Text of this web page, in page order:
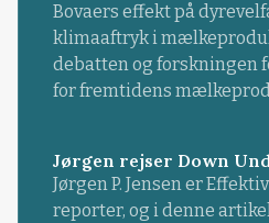
Bovaers effekt på
klimaaftryk i
debatten og forskningen
for fremtidens
Jørgen rejser Down
Jørgen P. Jensen er
reporter, og i denne